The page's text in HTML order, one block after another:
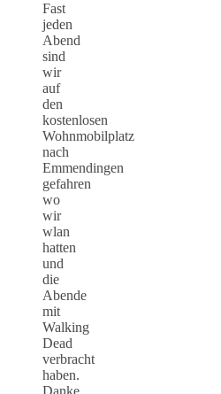
Fast
jeden
Abend
sind
wir
auf
den
kostenlosen
Wohnmobilplatz
nach
Emmendingen
gefahren
wo
wir
wlan
hatten
und
die
Abende
mit
Walking
Dead
verbracht
haben.